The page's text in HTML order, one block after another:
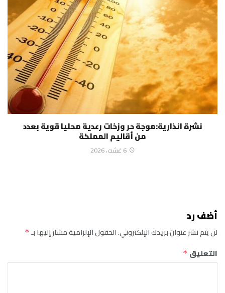
نشرة انذارية:موجة حر وزخات رعدية محليا قوية بعدد
من أقاليم المملكة
6 غشت، 2026
أضف رد
لن يتم نشر عنوان بريدك الإلكتروني.الحقول الإلزامية مشار إليها بـ*
التعليق *